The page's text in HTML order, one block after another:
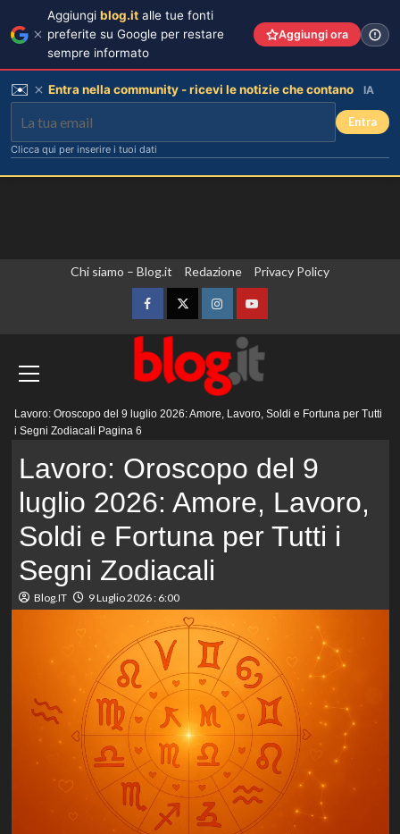
Chi siamo – Blog.it Redazione Privacy Policy
FacebookTwitterInstagramYouTube
principale
Lavoro: Oroscopo del 9 luglio 2026: Amore, Lavoro, Soldi e Fortuna per Tutti
i Segni Zodiacali Pagina 6
Lavoro: Oroscopo del 9
luglio 2026: Amore, Lavoro,
Soldi e Fortuna per Tutti i
Segni Zodiacali
Blog.IT 9 Luglio 2026 : 6:00
Aggiungi blog.it alle tue fonti
preferite su Google per restare
sempre informato
Aggiungi ora
✉️ Entra nella community - ricevi le notizie che contano IA
Entra
Clicca qui per inserire i tuoi dati